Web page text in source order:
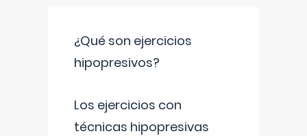
¿Qué son ejercicios
hipopresivos?
Los ejercicios con
técnicas hipopresivas